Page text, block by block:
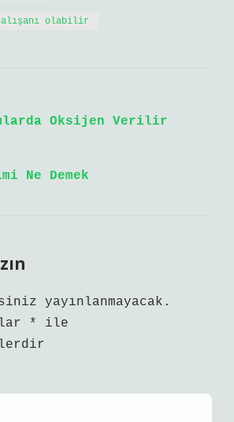
olabilir
Oksijen Verilir
Ne Demek
yayınlanmayacak.
*
ile